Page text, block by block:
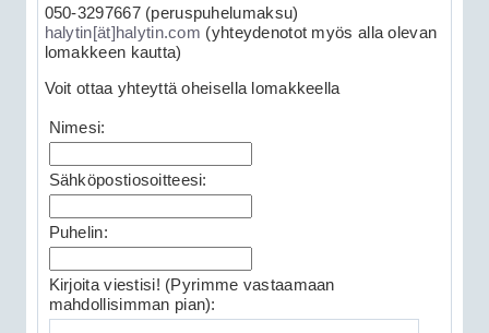
050-3297667 (peruspuhelumaksu)
halytin[ät]halytin.com (yhteydenotot myös alla olevan
lomakkeen kautta)
Voit ottaa yhteyttä oheisella lomakkeella
Nimesi:
Sähköpostiosoitteesi:
Puhelin:
Kirjoita viestisi! (Pyrimme vastaamaan
mahdollisimman pian):